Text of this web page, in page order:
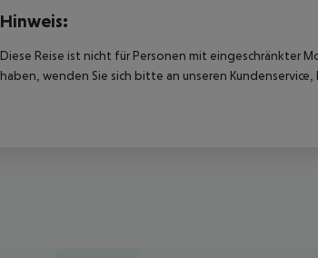
Hinweis:
Diese Reise ist nicht für Personen mit eingeschränkter
haben, wenden Sie sich bitte an unseren